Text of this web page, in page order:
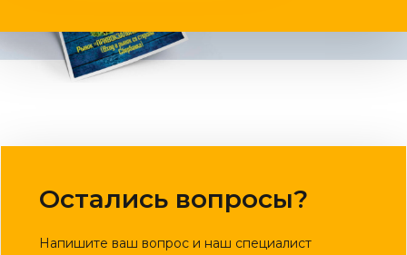
Остались вопросы?
Напишите ваш вопрос и наш специалист